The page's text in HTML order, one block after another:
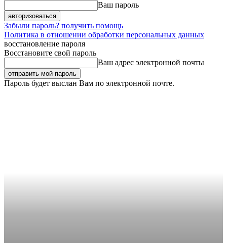
Ваш пароль
Забыли пароль? получить помощь
Политика в отношении обработки персональных данных
восстановление пароля
Восстановите свой пароль
Ваш адрес электронной почты
Пароль будет выслан Вам по электронной почте.